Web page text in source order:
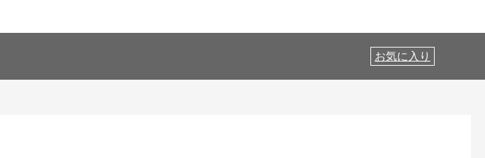
お気に入り